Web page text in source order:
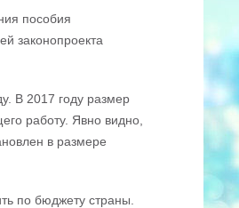
пособия
законопроекта
В 2017 году размер
работу. Явно видно,
в размере
по бюджету страны.